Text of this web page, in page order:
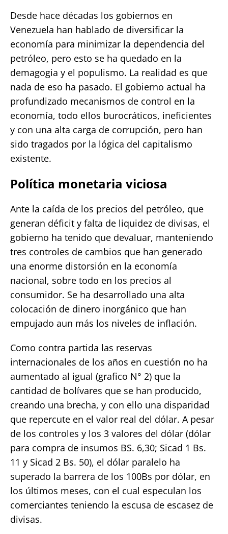
Desde hace décadas los gobiernos en
Venezuela han hablado de diversificar la
economía para minimizar la dependencia del
petróleo, pero esto se ha quedado en la
demagogia y el populismo. La realidad es que
nada de eso ha pasado. El gobierno actual ha
profundizado mecanismos de control en la
economía, todo ellos burocráticos, ineficientes
y con una alta carga de corrupción, pero han
sido tragados por la lógica del capitalismo
existente.
Política monetaria viciosa
Ante la caída de los precios del petróleo, que
generan déficit y falta de liquidez de divisas, el
gobierno ha tenido que devaluar, manteniendo
tres controles de cambios que han generado
una enorme distorsión en la economía
nacional, sobre todo en los precios al
consumidor. Se ha desarrollado una alta
colocación de dinero inorgánico que han
empujado aun más los niveles de inflación.
Como contra partida las reservas
internacionales de los años en cuestión no ha
aumentado al igual (grafico N° 2) que la
cantidad de bolívares que se han producido,
creando una brecha, y con ello una disparidad
que repercute en el valor real del dólar. A pesar
de los controles y los 3 valores del dólar (dólar
para compra de insumos BS. 6,30; Sicad 1 Bs.
11 y Sicad 2 Bs. 50), el dólar paralelo ha
superado la barrera de los 100Bs por dólar, en
los últimos meses, con el cual especulan los
comerciantes teniendo la escusa de escasez de
divisas.